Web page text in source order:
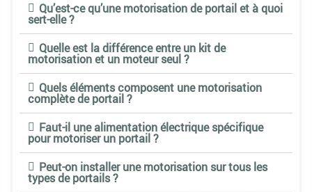
Qu’est-ce qu’une motorisation de portail et à quoi
sert-elle ?
Quelle est la différence entre un kit de
motorisation et un moteur seul ?
Quels éléments composent une motorisation
complète de portail ?
Faut-il une alimentation électrique spécifique
pour motoriser un portail ?
Peut-on installer une motorisation sur tous les
types de portails ?